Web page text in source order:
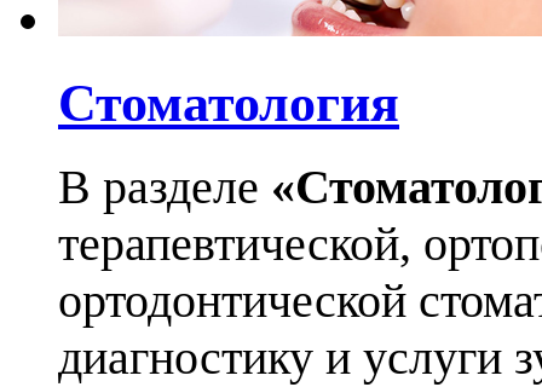
Стоматология
В разделе
терапевтической,
ортодонтической
диагностику и услуги